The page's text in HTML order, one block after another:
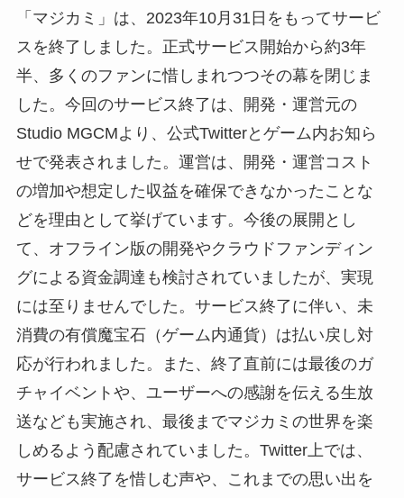
「マジカミ」は、2023年10月31日をもってサービ
スを終了しました。正式サービス開始から約3年
半、多くのファンに惜しまれつつその幕を閉じま
した。今回のサービス終了は、開発・運営元の
Studio MGCMより、公式Twitterとゲーム内お知ら
せで発表されました。運営は、開発・運営コスト
の増加や想定した収益を確保できなかったことな
どを理由として挙げています。今後の展開とし
て、オフライン版の開発やクラウドファンディン
グによる資金調達も検討されていましたが、実現
には至りませんでした。サービス終了に伴い、未
消費の有償魔宝石（ゲーム内通貨）は払い戻し対
応が行われました。また、終了直前には最後のガ
チャイベントや、ユーザーへの感謝を伝える生放
送なども実施され、最後までマジカミの世界を楽
しめるよう配慮されていました。Twitter上では、
サービス終了を惜しむ声や、これまでの思い出を